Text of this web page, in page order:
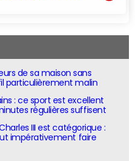
de sa maison sans
particulièrement malin
: ce sport est excellent
régulières suffisent
III est catégorique :
impérativement faire